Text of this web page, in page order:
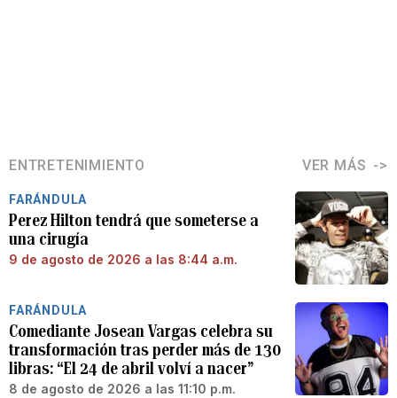
ENTRETENIMIENTO VER MÁS
FARÁNDULA
Perez Hilton tendrá que someterse a
una cirugía
9 de agosto de 2026 a las 8:44 a.m.
FARÁNDULA
Comediante Josean Vargas celebra su
transformación tras perder más de 130
libras: “El 24 de abril volví a nacer”
8 de agosto de 2026 a las 11:10 p.m.